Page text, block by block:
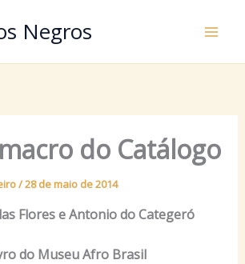
Negros
do Catálogo
/28 de maio de 2014
Flores e Antonio do Categeró
do Museu Afro Brasil